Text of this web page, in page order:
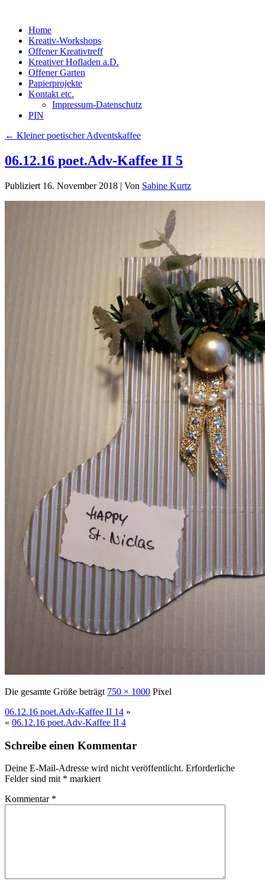
Home
Kreativ-Workshops
Offener Kreativtreff
Kreativer Hofladen a.D.
Offener Garten
Papierprojekte
Kontakt etc.
Impressum-Datenschutz
PIN
← Kleiner poetischer Adventskaffee
06.12.16 poet.Adv-Kaffee II 5
Publiziert 16. November 2018 | Von Sabine Kurtz
Die gesamte Größe beträgt 750 × 1000 Pixel
06.12.16 poet.Adv-Kaffee II 14 »
« 06.12.16 poet.Adv-Kaffee II 4
Schreibe einen Kommentar
Deine E-Mail-Adresse wird nicht veröffentlicht. Erforderliche
Felder sind mit * markiert
Kommentar *